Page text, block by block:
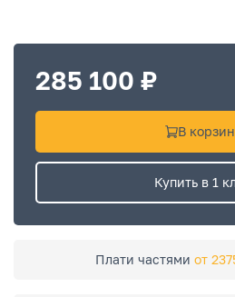
285 100 ₽
В
Купить в 1
Плати частями от